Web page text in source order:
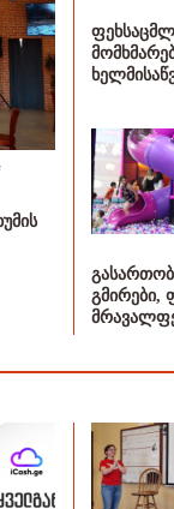
გმირები,